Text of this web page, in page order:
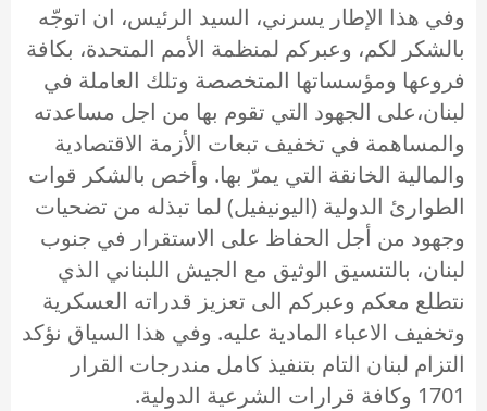
وفي هذا الإطار يسرني، السيد الرئيس، ان اتوجّه
بالشكر لكم، وعبركم لمنظمة الأمم المتحدة، بكافة
فروعها ومؤسساتها المتخصصة وتلك العاملة في
لبنان،على الجهود التي تقوم بها من اجل مساعدته
والمساهمة في تخفيف تبعات الأزمة الاقتصادية
والمالية الخانقة التي يمرّ بها. وأخص بالشكر قوات
الطوارئ الدولية (اليونيفيل) لما تبذله من تضحيات
وجهود من أجل الحفاظ على الاستقرار في جنوب
لبنان، بالتنسيق الوثيق مع الجيش اللبناني الذي
نتطلع معكم وعبركم الى تعزيز قدراته العسكرية
وتخفيف الاعباء المادية عليه. وفي هذا السياق نؤكد
التزام لبنان التام بتنفيذ كامل مندرجات القرار
1701 وكافة قرارات الشرعية الدولية.